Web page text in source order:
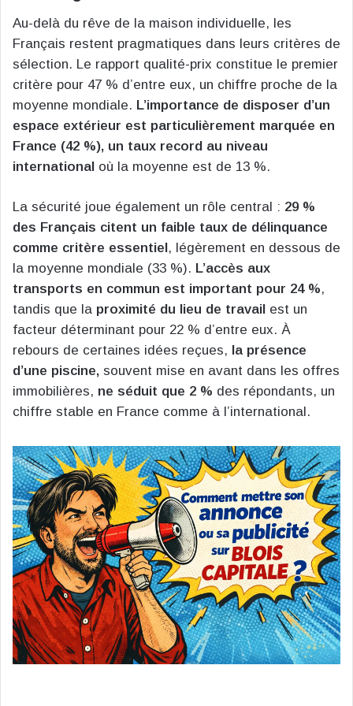
Au-delà du rêve de la maison individuelle, les
Français restent pragmatiques dans leurs critères de
sélection. Le rapport qualité-prix constitue le premier
critère pour 47 % d’entre eux, un chiffre proche de la
moyenne mondiale. L’importance de disposer d’un
espace extérieur est particulièrement marquée en
France (42 %), un taux record au niveau
international où la moyenne est de 13 %.
La sécurité joue également un rôle central : 29 %
des Français citent un faible taux de délinquance
comme critère essentiel, légèrement en dessous de
la moyenne mondiale (33 %). L’accès aux
transports en commun est important pour 24 %,
tandis que la proximité du lieu de travail est un
facteur déterminant pour 22 % d’entre eux. À
rebours de certaines idées reçues, la présence
d’une piscine, souvent mise en avant dans les offres
immobilières, ne séduit que 2 % des répondants, un
chiffre stable en France comme à l’international.